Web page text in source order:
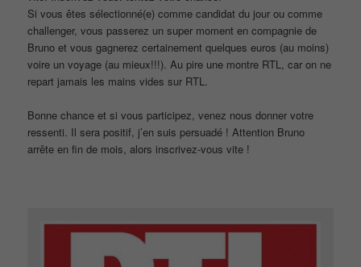
Si vous êtes sélectionné(e) comme candidat du jour ou comme
challenger, vous passerez un super moment en compagnie de
Bruno et vous gagnerez certainement quelques euros (au moins)
voire un voyage (au mieux!!!). Au pire une montre RTL, car on ne
repart jamais les mains vides sur RTL.
Bonne chance et si vous participez, venez nous donner votre
ressenti. Il sera positif, j’en suis persuadé ! Attention Bruno
arrête en fin de mois, alors inscrivez-vous vite !